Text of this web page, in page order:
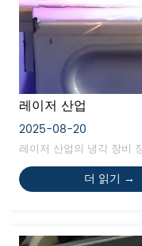
레이저 산업
2025-08-20
레이저 산업의 냉각 장비
더 읽기 →